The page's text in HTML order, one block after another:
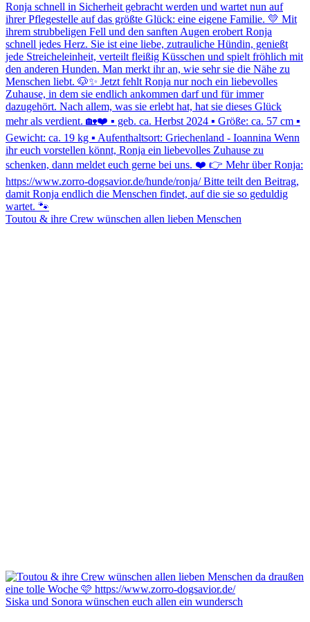
Toutou & ihre Crew wünschen allen lieben Menschen
Siska und Sonora wünschen euch allen ein wundersch